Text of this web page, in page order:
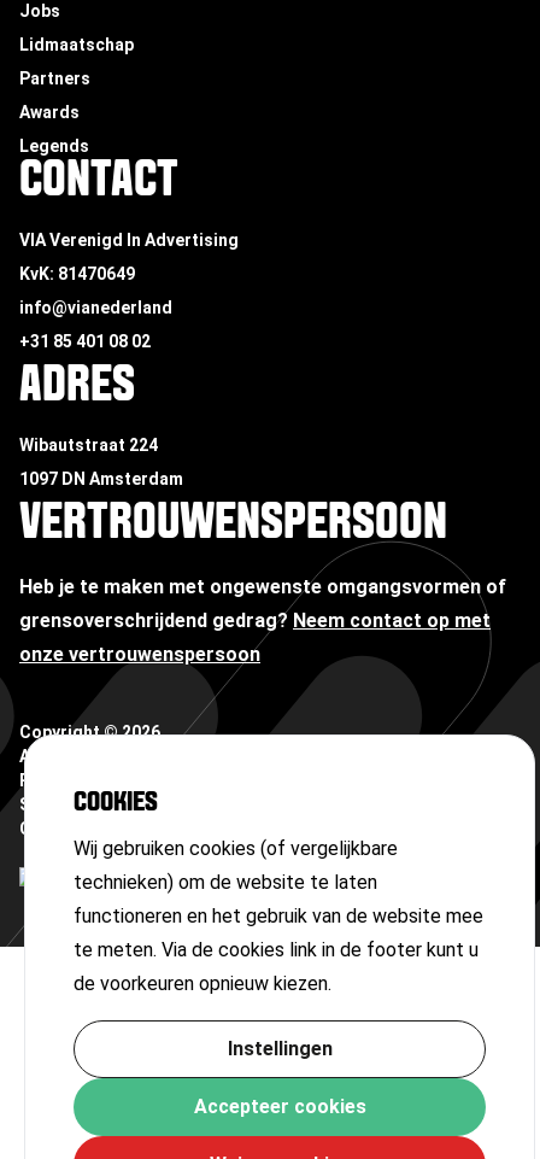
COOKIES
Wij gebruiken cookies (of vergelijkbare
technieken) om de website te laten
functioneren en het gebruik van de website mee
te meten. Via de cookies link in de footer kunt u
de voorkeuren opnieuw kiezen.
Instellingen
Accepteer cookies
Jobs
Lidmaatschap
Partners
Awards
Legends
CONTACT
VIA Verenigd In Advertising
KvK: 81470649
info@vianederland
+31 85 401 08 02
ADRES
Wibautstraat 224
1097 DN Amsterdam
VERTROUWENSPERSOON
Heb je te maken met ongewenste omgangsvormen of
grensoverschrijdend gedrag? Neem contact op met
onze vertrouwenspersoon
Copyright ©2026
Algemene voorwaarden
Privacyverklaring
Sitemap
Cookies